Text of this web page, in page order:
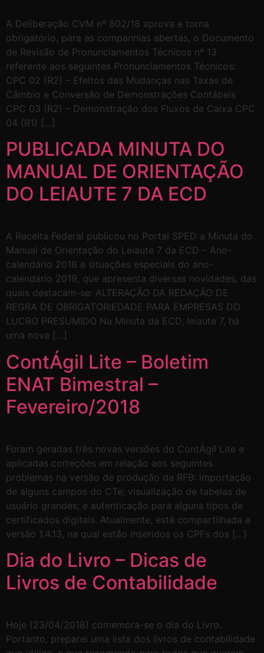
A Deliberação CVM nº 802/18 aprova e torna
obrigatório, para as companhias abertas, o Documento
de Revisão de Pronunciamentos Técnicos nº 13
referente aos seguintes Pronunciamentos Técnicos:
CPC 02 (R2) – Efeitos das Mudanças nas Taxas de
Câmbio e Conversão de Demonstrações Contábeis
CPC 03 (R2) – Demonstração dos Fluxos de Caixa CPC
04 (R1) […]
PUBLICADA MINUTA DO
MANUAL DE ORIENTAÇÃO
DO LEIAUTE 7 DA ECD
A Receita Federal publicou no Portal SPED a Minuta do
Manual de Orientação do Leiaute 7 da ECD – Ano-
calendário 2018 e situações especiais do ano-
calendário 2019, que apresenta diversas novidades, das
quais destacam-se: ALTERAÇÃO DA REDAÇÃO DE
REGRA DE OBRIGATORIEDADE PARA EMPRESAS DO
LUCRO PRESUMIDO Na Minuta da ECD, leiaute 7, há
uma nova […]
ContÁgil Lite – Boletim
ENAT Bimestral –
Fevereiro/2018
Foram geradas três novas versões do ContÁgil Lite e
aplicadas correções em relação aos seguintes
problemas na versão de produção da RFB: importação
de alguns campos do CTe; visualização de tabelas de
usuário grandes; e autenticação para alguns tipos de
certificados digitais. Atualmente, está compartilhada a
versão 1.4.13, na qual estão inseridos os CPFs dos […]
Dia do Livro – Dicas de
Livros de Contabilidade
Hoje (23/04/2018) comemora-se o dia do Livro.
Portanto, preparei uma lista dos livros de contabilidade